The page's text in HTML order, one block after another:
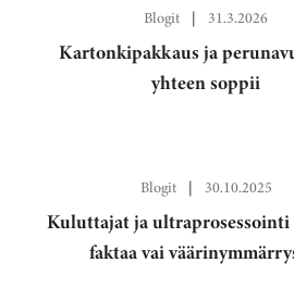
Blogit | 31.3.2026
Kartonkipakkaus ja
yhteen soppii
Blogit | 30.10.2025
Kuluttajat ja ultraprosessointi
faktaa vai